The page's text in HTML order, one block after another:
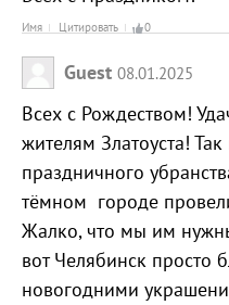
Имя Цитировать 0
Guest 08.01.2025
Всех с Рождеством!
жителям Златоуста!
праздничного
тёмном городе
Жалко, что мы им
вот Челябинск просто
новогодними